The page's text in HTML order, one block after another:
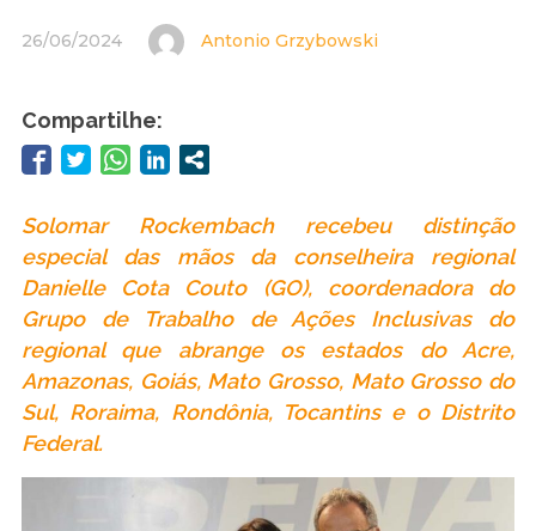
26/06/2024 Antonio Grzybowski
Compartilhe:
Solomar Rockembach recebeu distinção
especial das mãos da conselheira regional
Danielle Cota Couto (GO), coordenadora do
Grupo de Trabalho de Ações Inclusivas do
regional que abrange os estados do Acre,
Amazonas, Goiás, Mato Grosso, Mato Grosso do
Sul, Roraima, Rondônia, Tocantins e o Distrito
Federal.